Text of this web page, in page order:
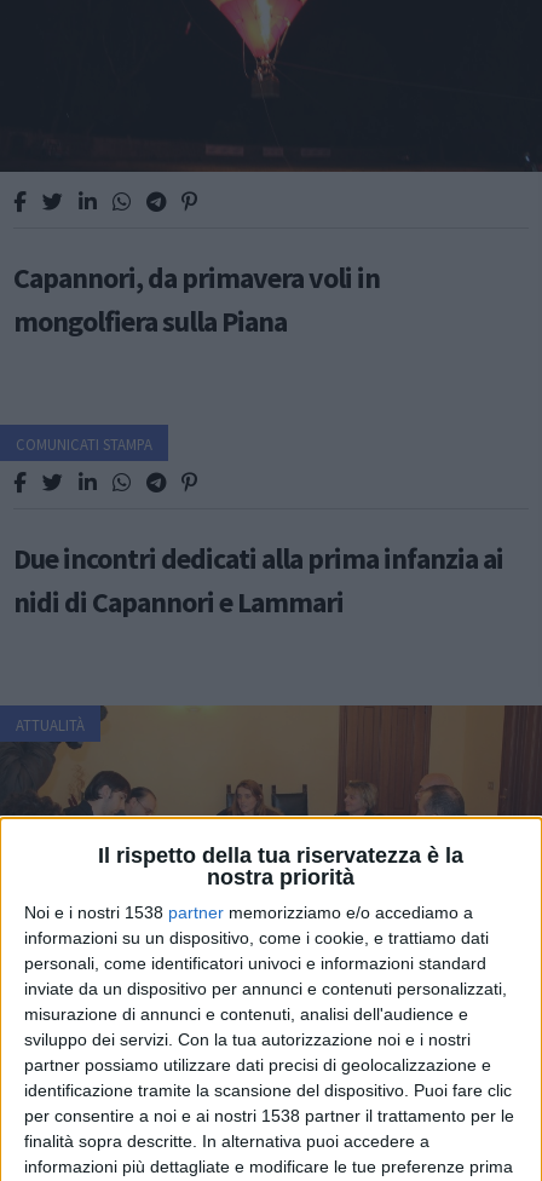
Il rispetto della tua riservatezza è la
nostra priorità
Noi e i nostri 1538 partner memorizziamo e/o accediamo a
informazioni su un dispositivo, come i cookie, e trattiamo dati
personali, come identificatori univoci e informazioni standard
inviate da un dispositivo per annunci e contenuti personalizzati,
misurazione di annunci e contenuti, analisi dell'audience e
sviluppo dei servizi. Con la tua autorizzazione noi e i nostri
partner possiamo utilizzare dati precisi di geolocalizzazione e
identificazione tramite la scansione del dispositivo. Puoi fare clic
per consentire a noi e ai nostri 1538 partner il trattamento per le
finalità sopra descritte. In alternativa puoi accedere a
informazioni più dettagliate e modificare le tue preferenze prima
Capannori, da primavera voli in
mongolfiera sulla Piana
COMUNICATI STAMPA
Due incontri dedicati alla prima infanzia ai
nidi di Capannori e Lammari
ATTUALITÀ
‘Im-mensa’: percorso educativo per un
mangiare consapevole